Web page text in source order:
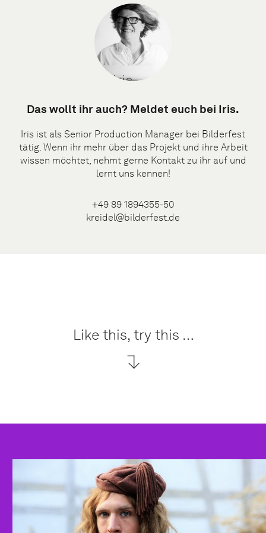
Das wollt ihr auch? Meldet euch bei Iris.
Iris ist als Senior Production Manager bei Bilderfest
tätig. Wenn ihr mehr über das Projekt und ihre Arbeit
wissen möchtet, nehmt gerne Kontakt zu ihr auf und
lernt uns kennen!
+49 89 1894355-50
kreidel@bilderfest.de
Like this, try this …